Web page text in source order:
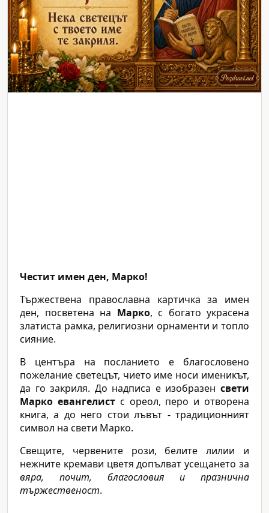
Честит имен ден, Марко!
Тържествена православна картичка за имен
ден, посветена на Марко, с богато украсена
златиста рамка, религиозни орнаменти и топло
сияние.
В центъра на посланието е благословено
пожелание светецът, чието име носи именикът,
да го закриля. До надписа е изобразен свети
Марко евангелистс ореол, перо и отворена
книга, а до него стои лъвът - традиционният
символ на свети Марко.
Свещите, червените рози, белите лилии и
нежните кремави цветя допълват усещането за
вяра, почит, благословия и празнична
тържественост.